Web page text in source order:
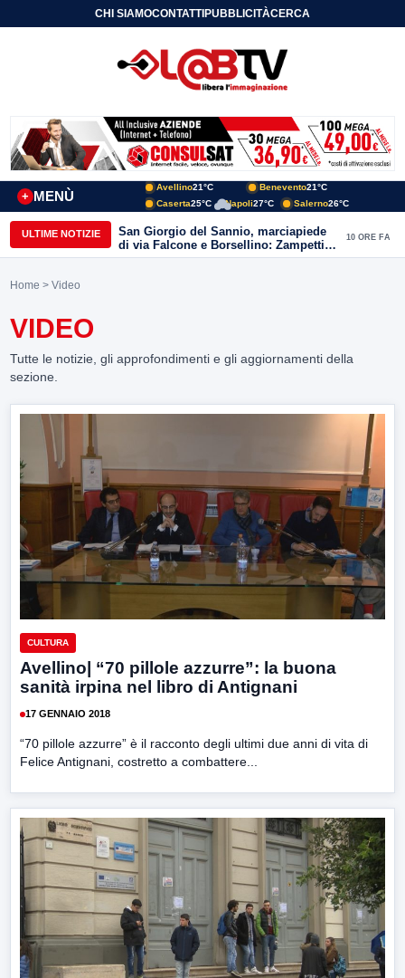
CHI SIAMOCONTATTIPUBBLICITÀCERCA
MENÙ
+
Avellino21°C Benevento21°C
Caserta25°C Napoli27°C Salerno26°C
ULTIME NOTIZIE
San Giorgio del Sannio, marciapiede
di via Falcone e Borsellino: Zampetti e
Lombardi replicano alle polemiche
10 ORE FA
Home > Video
VIDEO
Tutte le notizie, gli approfondimenti e gli aggiornamenti della
sezione.
CULTURA
Avellino| “70 pillole azzurre”: la buona
sanità irpina nel libro di Antignani
17 GENNAIO 2018
“70 pillole azzurre” è il racconto degli ultimi due anni di vita di
Felice Antignani, costretto a combattere...